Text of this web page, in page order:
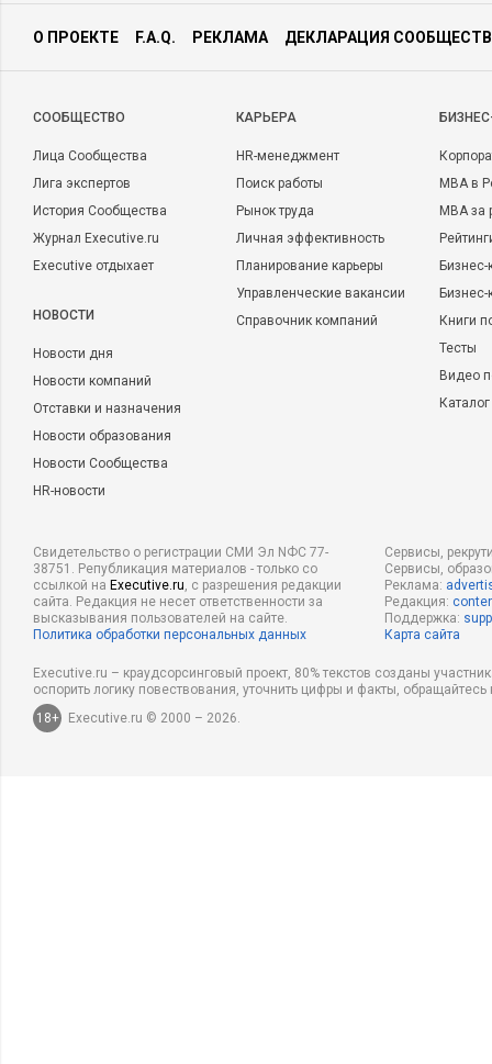
О ПРОЕКТЕ F.A.Q. РЕКЛАМА ДЕКЛАРАЦИЯ
CООБЩЕСТВО
Лица Сообщества
Лига экспертов
История Сообщества
Журнал Executive.ru
Executive отдыхает
НОВОСТИ
Новости дня
Новости компаний
Отставки и назначения
Новости образования
Новости Сообщества
HR-новости
КАРЬЕРА
HR-менеджмент
Поиск работы
Рынок труда
Личная эффективность
Планирование карьеры
Управленческие вакансии
Справочник компаний
MBA в
MBA
Бизнес-
Книги
Тесты
Видео
Свидетельство о регистрации СМИ Эл NФС 77-
38751. Републикация материалов - только со
ссылкой на Executive.ru, с разрешения редакции
сайта. Редакция не несет ответственности за
высказывания пользователей на сайте.
Политика обработки персональных данных
Сервисы,
Сервисы,
Реклама:
Редакция:
Поддержка:
Карта сайта
Executive.ru – краудсорсинговый проект, 80% текстов созданы
оспорить логику повествования, уточнить цифры и факты,
18+
Executive.ru © 2000 – 2026.